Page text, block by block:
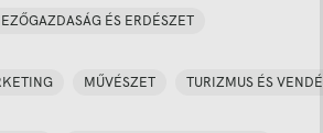
ÉS ERDÉSZET
MŰVÉSZET TURIZMUS ÉS